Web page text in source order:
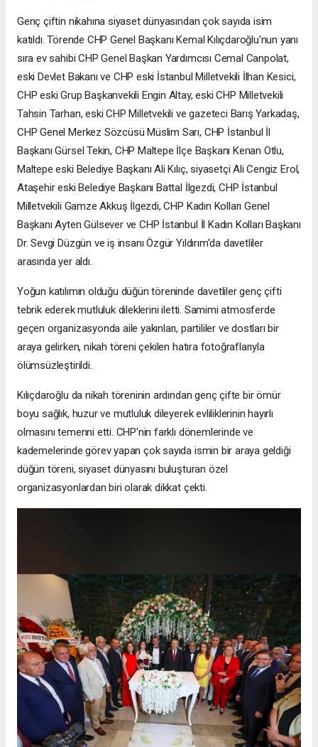
Genç çiftin nikahına siyaset dünyasından çok sayıda isim
katıldı. Törende CHP Genel Başkanı Kemal Kılıçdaroğlu'nun yanı
sıra ev sahibi CHP Genel Başkan Yardımcısı Cemal Canpolat,
eski Devlet Bakanı ve CHP eski İstanbul Milletvekili İlhan Kesici,
CHP eski Grup Başkanvekili Engin Altay, eski CHP Milletvekili
Tahsin Tarhan, eski CHP Milletvekili ve gazeteci Barış Yarkadaş,
CHP Genel Merkez Sözcüsü Müslim Sarı, CHP İstanbul İl
Başkanı Gürsel Tekin, CHP Maltepe İlçe Başkanı Kenan Otlu,
Maltepe eski Belediye Başkanı Ali Kılıç, siyasetçi Ali Cengiz Erol,
Ataşehir eski Belediye Başkanı Battal İlgezdi, CHP İstanbul
Milletvekili Gamze Akkuş İlgezdi, CHP Kadın Kolları Genel
Başkanı Ayten Gülsever ve CHP İstanbul İl Kadın Kolları Başkanı
Dr. Sevgi Düzgün ve iş insanı Özgür Yıldırım'da davetliler
arasında yer aldı.
Yoğun katılımın olduğu düğün töreninde davetliler genç çifti
tebrik ederek mutluluk dileklerini iletti. Samimi atmosferde
geçen organizasyonda aile yakınları, partililer ve dostları bir
araya gelirken, nikah töreni çekilen hatıra fotoğraflarıyla
ölümsüzleştirildi.
Kılıçdaroğlu da nikah töreninin ardından genç çifte bir ömür
boyu sağlık, huzur ve mutluluk dileyerek evliliklerinin hayırlı
olmasını temenni etti. CHP'nin farklı dönemlerinde ve
kademelerinde görev yapan çok sayıda ismin bir araya geldiği
düğün töreni, siyaset dünyasını buluşturan özel
organizasyonlardan biri olarak dikkat çekti.